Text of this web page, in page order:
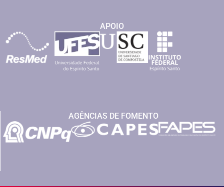
APOIO
AGÊNCIAS DE FOMENTO